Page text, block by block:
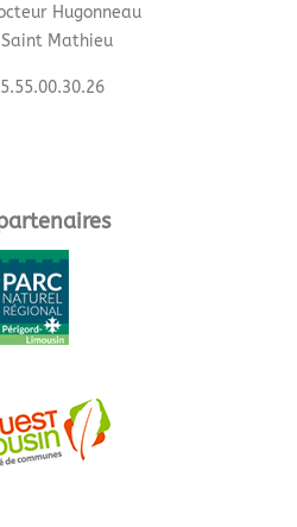
Hugonneau
Saint Mathieu